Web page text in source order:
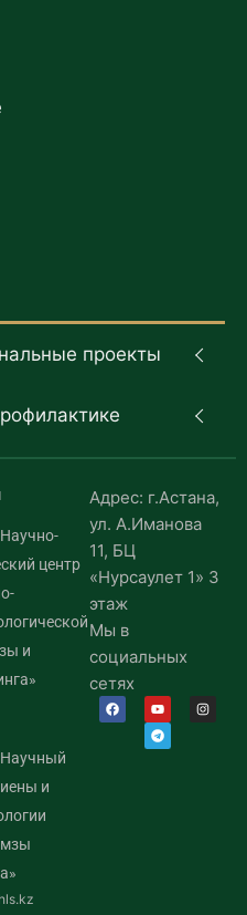
проекты
центр
и
и
Адрес: г.Астана,
ул. А.Иманова
11, БЦ
«Нурсаулет 1» 3
этаж
Мы в
социальных
сетях